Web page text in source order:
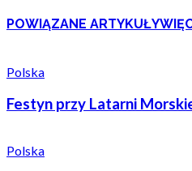
POWIĄZANE ARTYKUŁY
Polska
Festyn przy Latarni
Polska